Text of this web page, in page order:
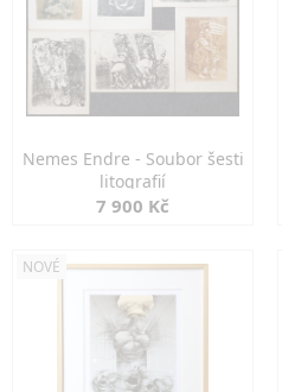
Nemes Endre - Soubor šesti
litografií
7 900 Kč
NOVÉ